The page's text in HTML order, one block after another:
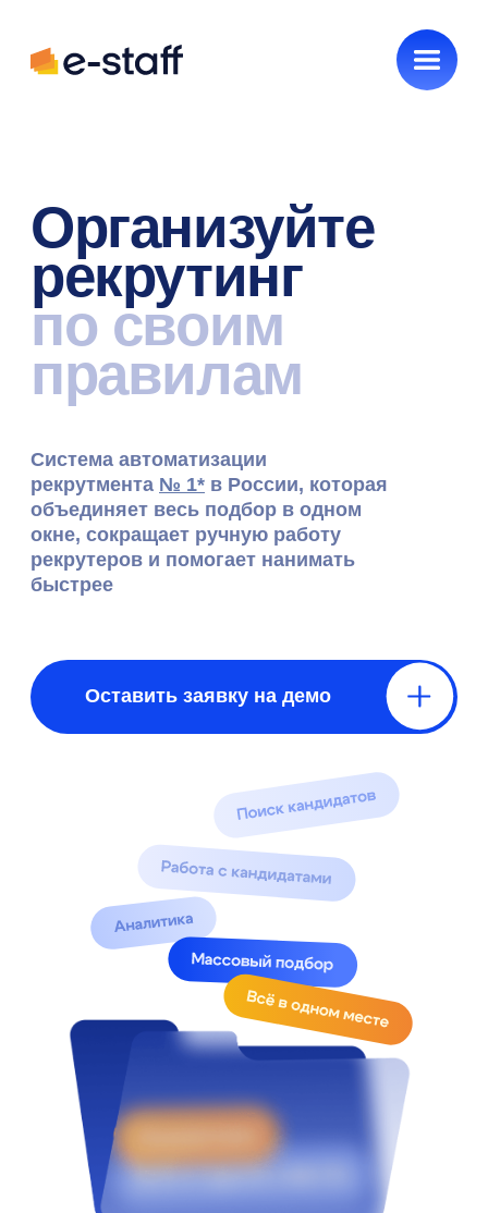
рекрутинг
по своим
правилам
Система автоматизации
рекрутмента
№ 1*в России, которая
объединяет весь подбор в одном
окне, сокращает ручную работу
рекрутеров и помогает нанимать
Оставить заявку на демо
Созданная специально для HR-менеджеров
кадровых агентств и бизнеса любого
Гибкая система
автоматизации
процессов подбора
Решение